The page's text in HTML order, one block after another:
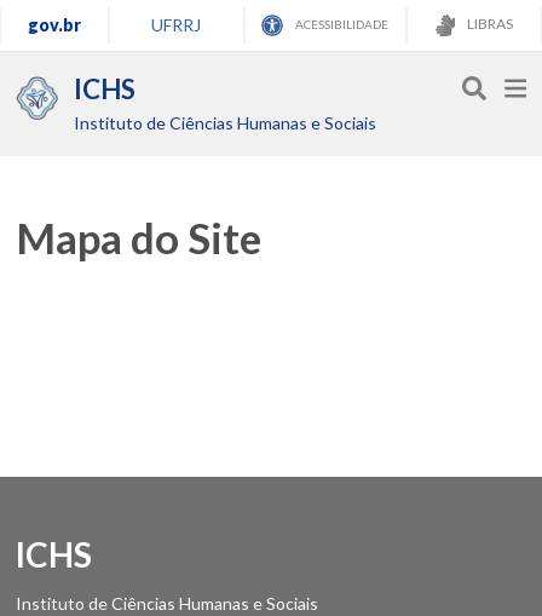
gov.br UFRRJ ACESSIBILIDADE LIBRAS
ICHS
Instituto de Ciências Humanas e Sociais
Mapa do Site
ICHS
Instituto de Ciências Humanas e Sociais